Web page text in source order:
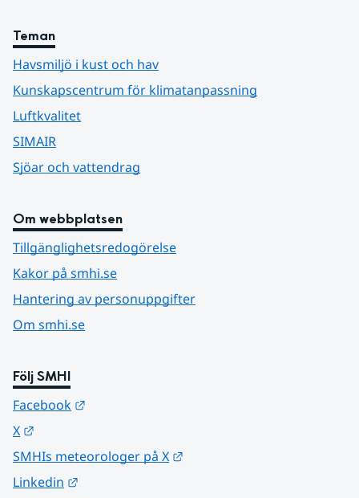
Teman
Havsmiljö i kust och hav
Kunskapscentrum för klimatanpassning
Luftkvalitet
SIMAIR
Sjöar och vattendrag
Om webbplatsen
Tillgänglighetsredogörelse
Kakor på smhi.se
Hantering av personuppgifter
Om smhi.se
Följ SMHI
Facebook
X
SMHIs meteorologer på X
Linkedin